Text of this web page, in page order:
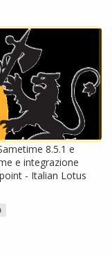
8.5.1 e
e integrazione
- Italian Lotus